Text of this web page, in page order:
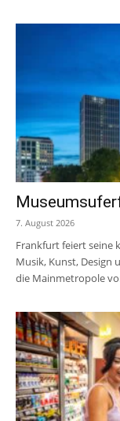
7. August 2026
Frankfurt feiert seine
Musik, Kunst, Design
die Mainmetropole